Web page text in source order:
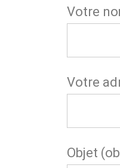
Votre
Votre
Objet